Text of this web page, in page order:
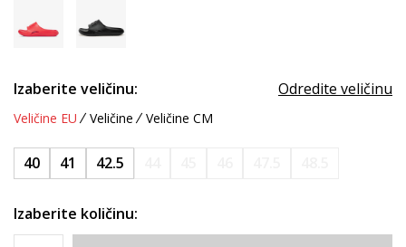
Izaberite veličinu: Odredite veličinu
Veličine EU Veličine Veličine CM
40 41 42.5
Izaberite količinu: